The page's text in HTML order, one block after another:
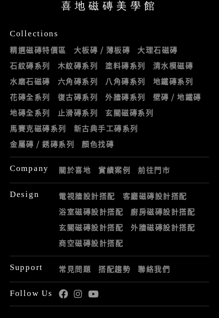
喜地磁磚美學館
Collections
精選磁磚特價區 大板磚 / 薄板磚
大理石磁磚
石紋磚系列
木紋磚系列 塗料磚系列
清水模磁磚
水磨石磁磚
六角磚系列 八角磚系列
地鐵磚系列
花磚全系列
復古磚系列 外牆磚系列
壁磚 / 地鐵磚
地磚全系列
止滑磚系列
玄關磁磚系列
馬賽克磁磚系列
新古典手工磚系列
金屬磚 / 銹磚系列
顏色找磚
Company 關於喜地 實績案例 前往門市
Design 電視牆設計搭配
客廳磁磚設計搭配
浴室磁磚設計搭配
廚房磁磚設計搭配
玄關磁磚設計搭配
外牆磁磚設計搭配
商空磁磚設計搭配
Support 常見問題 搭配趨勢 聯絡我們
Follow Us